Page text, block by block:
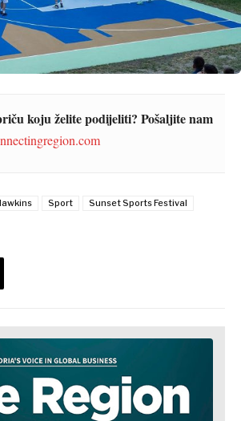
koju želite podijeliti? Pošaljite nam
Sport
Sunset Sports Festival